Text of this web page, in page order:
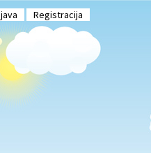
Registracija